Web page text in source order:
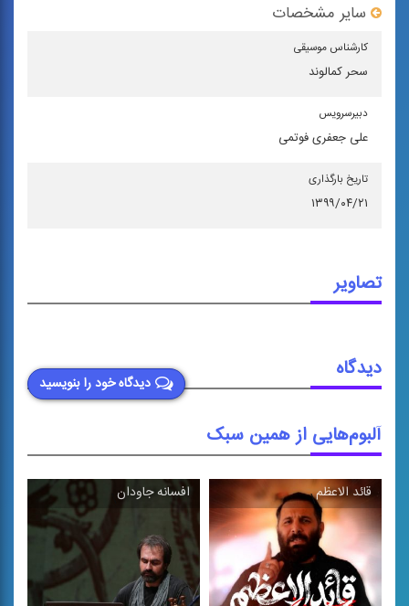
سایر مشخصات
كارشناس موسیقی
سحر کمالوند
دبیرسرویس
علی جعفری فوتمی
تاریخ بارگذاری
۱۳۹۹/۰۴/۲۱
تصاویر
دیدگاه خود را بنویسید
دیدگاه
آلبوم‌هایی از همین سبک
قائد الاعظم\ افسانه جاودان